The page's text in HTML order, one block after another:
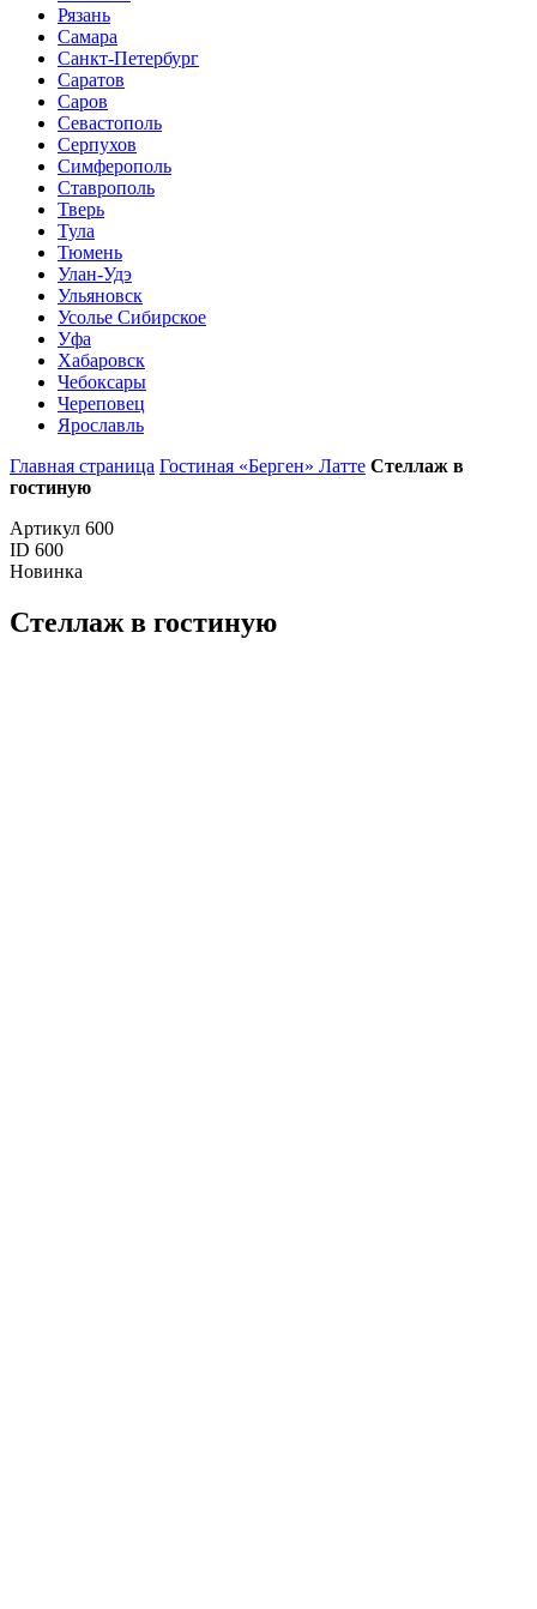
Рязань
Самара
Санкт-Петербург
Саратов
Саров
Севастополь
Серпухов
Симферополь
Ставрополь
Тверь
Тула
Тюмень
Улан-Удэ
Ульяновск
Усолье Сибирское
Уфа
Хабаровск
Чебоксары
Череповец
Ярославль
Главная страница Гостиная «Берген» Латте Стеллаж в
гостиную
Артикул 600
ID 600
Новинка
Стеллаж в гостиную